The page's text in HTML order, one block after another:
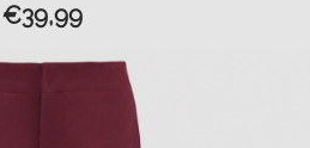
€39,99